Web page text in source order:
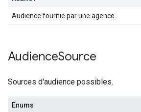
Audience fournie par une agence.
AudienceSource
Sources d'audience possibles.
Enums